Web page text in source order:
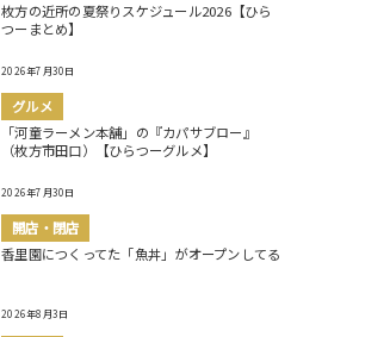
枚方の近所の夏祭りスケジュール2026【ひら
つーまとめ】
2026年7月30日
グルメ
「河童ラーメン本舗」の『カパサブロー』
（枚方市田口）【ひらつーグルメ】
2026年7月30日
開店・閉店
香里園につくってた「魚丼」がオープンしてる
2026年8月3日